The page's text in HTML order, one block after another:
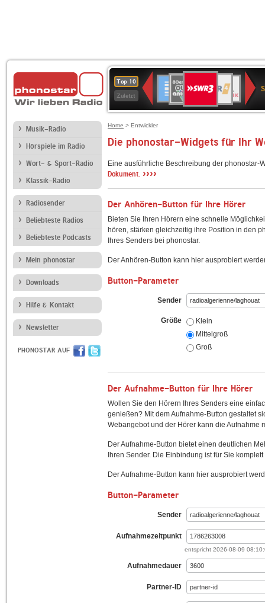
Top 10
Zuletzt
Deutschlandfunk
80er
90er
OLDIE
ANTENNE
4
KLASSIK
SWR
Kultur
NDR
2
Musik-Radio
Hörspiele im Radio
Wort- & Sport-Radio
Klassik-Radio
Radiosender
Beliebteste Radios
Beliebteste Podcasts
Mein phonostar
Downloads
Hilfe & Kontakt
Newsletter
PHONOSTAR AUF
Home > Entwickler
Die phonostar-Widgets für Ihr
Eine ausführliche Beschreibung der
Dokument. ››››
Der Anhören-Button für Ihre Hörer
Bieten Sie Ihren Hörern eine schnelle
hören, stärken gleichzeitig ihre Position in den
Ihres Senders bei phonostar.
Der Anhören-Button kann hier ausprobiert
Button-Parameter
Sender
Größe
Klein
Mittelgroß
Groß
Der Aufnahme-Button für Ihre Hörer
Wollen Sie den Hörern Ihres Senders eine
genießen? Mit dem Aufnahme-Button gestaltet
Webangebot und der Hörer kann die Aufnahme
Der Aufnahme-Button bietet einen deutlichen
Ihren Sender. Die Einbindung ist für Sie
Der Aufnahme-Button kann hier ausprobiert
Button-Parameter
Sender
Aufnahmezeitpunkt
entspricht 2026-08-09
Aufnahmedauer
Partner-ID